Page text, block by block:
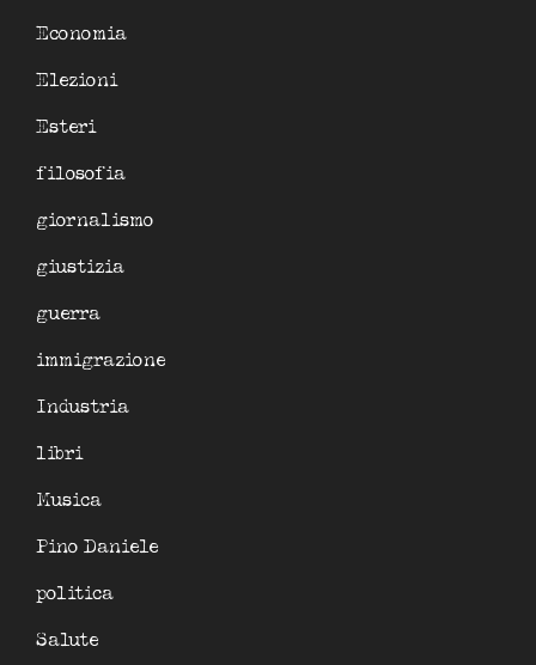
Economia
Elezioni
Esteri
filosofia
giornalismo
giustizia
guerra
immigrazione
Industria
libri
Musica
Pino Daniele
politica
Salute